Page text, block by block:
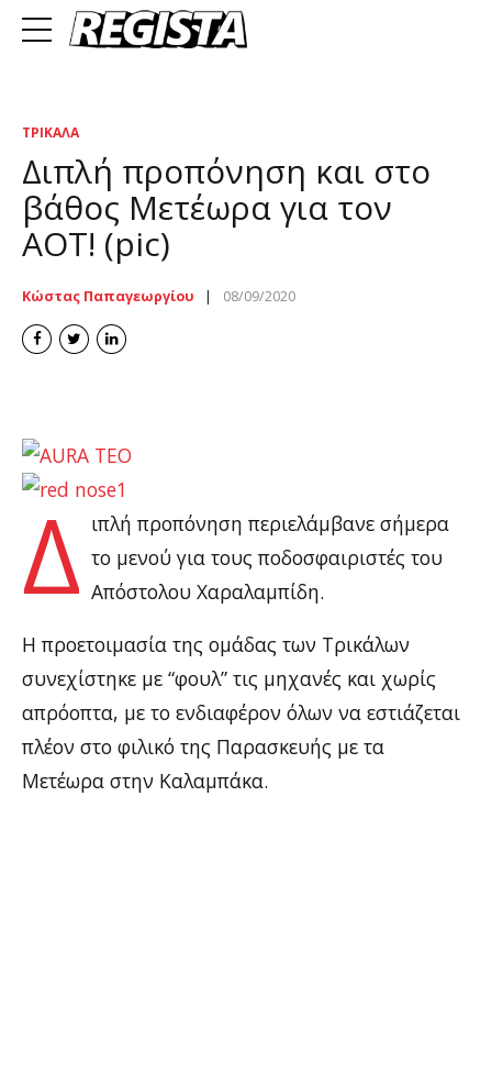
ΤΡΊΚΑΛΑ
Διπλή προπόνηση και στο
βάθος Μετέωρα για τον
ΑΟΤ! (pic)
Κώστας Παπαγεωργίου 08/09/2020
Δ ιπλή προπόνηση περιελάμβανε σήμερα
το μενού για τους ποδοσφαιριστές του
Απόστολου Χαραλαμπίδη.
Η προετοιμασία της ομάδας των Τρικάλων
συνεχίστηκε με “φουλ” τις μηχανές και χωρίς
απρόοπτα, με το ενδιαφέρον όλων να εστιάζεται
πλέον στο φιλικό της Παρασκευής με τα
Μετέωρα στην Καλαμπάκα.